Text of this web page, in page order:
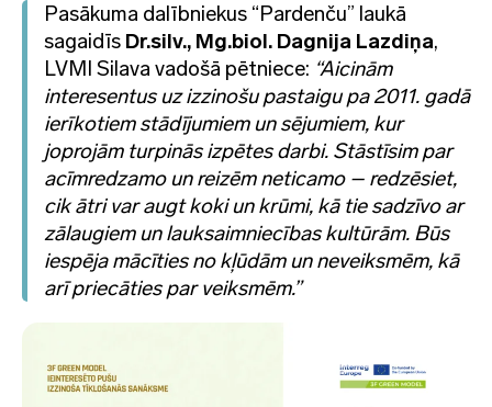
Pasākuma dalībniekus “Pardenču” laukā
sagaidīs Dr.silv., Mg.biol. Dagnija Lazdiņa,
LVMI Silava vadošā pētniece: “Aicinām
interesentus uz izzinošu pastaigu pa 2011. gadā
ierīkotiem stādījumiem un sējumiem, kur
joprojām turpinās izpētes darbi. Stāstīsim par
acīmredzamo un reizēm neticamo – redzēsiet,
cik ātri var augt koki un krūmi, kā tie sadzīvo ar
zālaugiem un lauksaimniecības kultūrām. Būs
iespēja mācīties no kļūdām un neveiksmēm, kā
arī priecāties par veiksmēm.”